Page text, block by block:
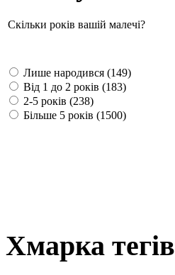
Скільки років вашій малечі?
Лише народився (149)
Від 1 до 2 років (183)
2-5 років (238)
Більше 5 років (1500)
Хмарка тегів